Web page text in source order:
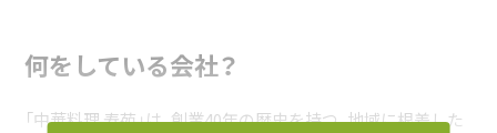
何をしている会社？
「中華料理 寿苑」は、創業40年の歴史を持つ、地域に根差した